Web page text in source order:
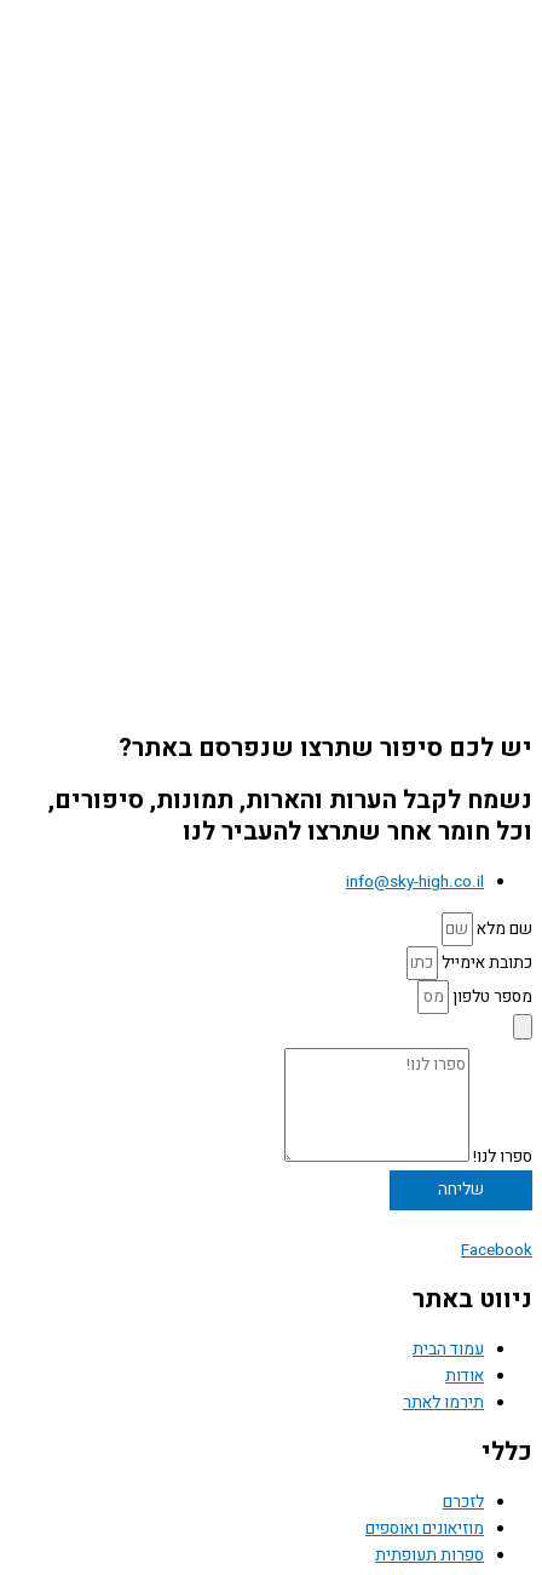
יש לכם סיפור שתרצו שנפרסם באתר?
נשמח לקבל הערות והארות, תמונות, סיפורים,
וכל חומר אחר שתרצו להעביר לנו
info@sky-high.co.il
שם מלא
כתובת אימייל
מספר טלפון
ספרו לנו!
שליחה
Facebook
ניווט באתר
עמוד הבית
אודות
תירמו לאתר
כללי
לזכרם
מוזיאונים ואוספים
ספרות תעופתית